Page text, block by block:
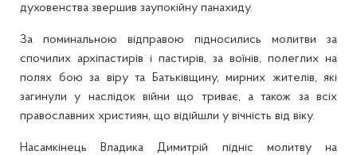
духовенства звершив заупокійну панахиду.
За поминальною відправою підносились молитви за
спочилих архіпастирів і пастирів, за воїнів, полеглих на
полях бою за віру та Батьківщину, мирних жителів, які
загинули у наслідок війни що триває, а також за всіх
православних християн, що відійшли у вічність від віку.
Насамкінець Владика Димитрій підніс молитву на